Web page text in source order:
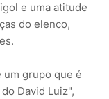
e uma atitude
do elenco,
um grupo que é
David Luiz",